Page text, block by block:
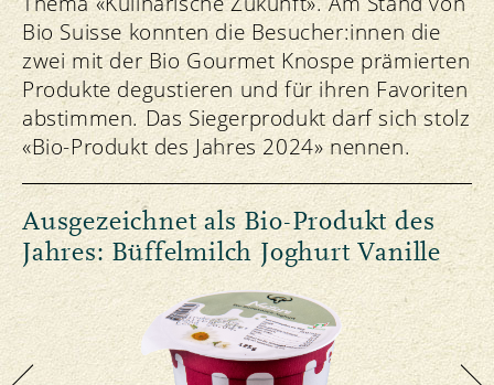
Bio Suisse konnten die Besucher:innen die
zwei mit der Bio Gourmet Knospe prämierten
Produkte degustieren und für ihren Favoriten
abstimmen. Das Siegerprodukt darf sich stolz
«Bio-Produkt des Jahres 2024» nennen.
Ausgezeichnet als Bio-Produkt des
Jahres: Büffelmilch Joghurt Vanille